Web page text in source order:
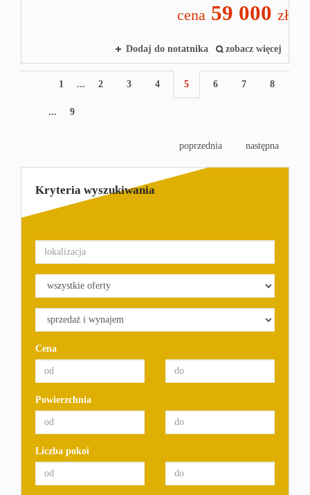
cena 59 000 zł
Dodaj do notatnika zobacz więcej
1 ... 2 3 4 5 6 7 8
... 9
poprzednia następna
Kryteria wyszukiwania
Cena
Powierzchnia
Liczba pokoi